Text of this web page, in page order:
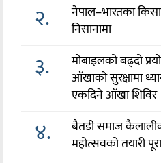
२.
नेपाल–भारतका
निसानामा
३.
मोबाइलको बढ्दो
आँखाको सुरक्षामा
एकदिने आँखा शिविर
४.
बैतडी समाज
महोत्सवको तयारी